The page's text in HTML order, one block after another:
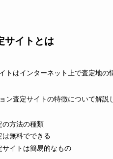
サイトとは
トはインターネット上で査定地の
ン査定サイトの特徴について解説
の方法の種類
は無料でできる
サイトは簡易的なもの